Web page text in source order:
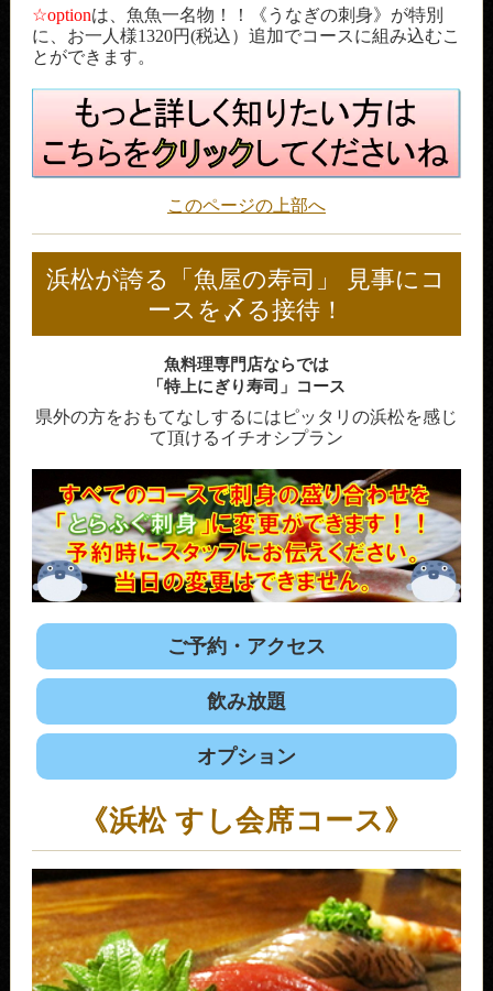
☆optionは、魚魚一名物！！《うなぎの刺身》が特別
に、お一人様1320円(税込）追加でコースに組み込むこ
とができます。
このページの上部へ
浜松が誇る「魚屋の寿司」 見事にコ
ースを〆る接待！
魚料理専門店ならでは
「特上にぎり寿司」コース
県外の方をおもてなしするにはピッタリの浜松を感じ
て頂けるイチオシプラン
ご予約・アクセス
飲み放題
オプション
《浜松 すし会席コース》